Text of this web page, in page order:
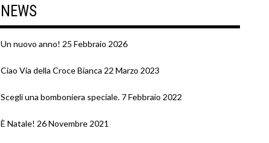
NEWS
Un nuovo anno! 25 Febbraio 2026
Ciao Via della Croce Bianca 22 Marzo 2023
Scegli una bomboniera speciale. 7 Febbraio 2022
È Natale! 26 Novembre 2021